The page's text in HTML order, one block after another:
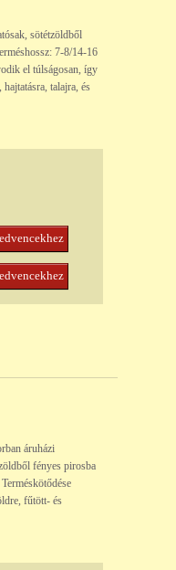
sötétzöldből
7-8/14-16
el túlságosan, így
talajra, és
áruházi
fényes pirosba
fűtött- és